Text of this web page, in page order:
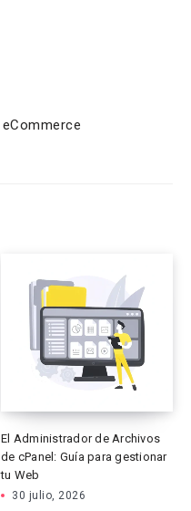
El Administrador de Archivos
de cPanel: Guía para gestionar
tu Web
30 julio, 2026